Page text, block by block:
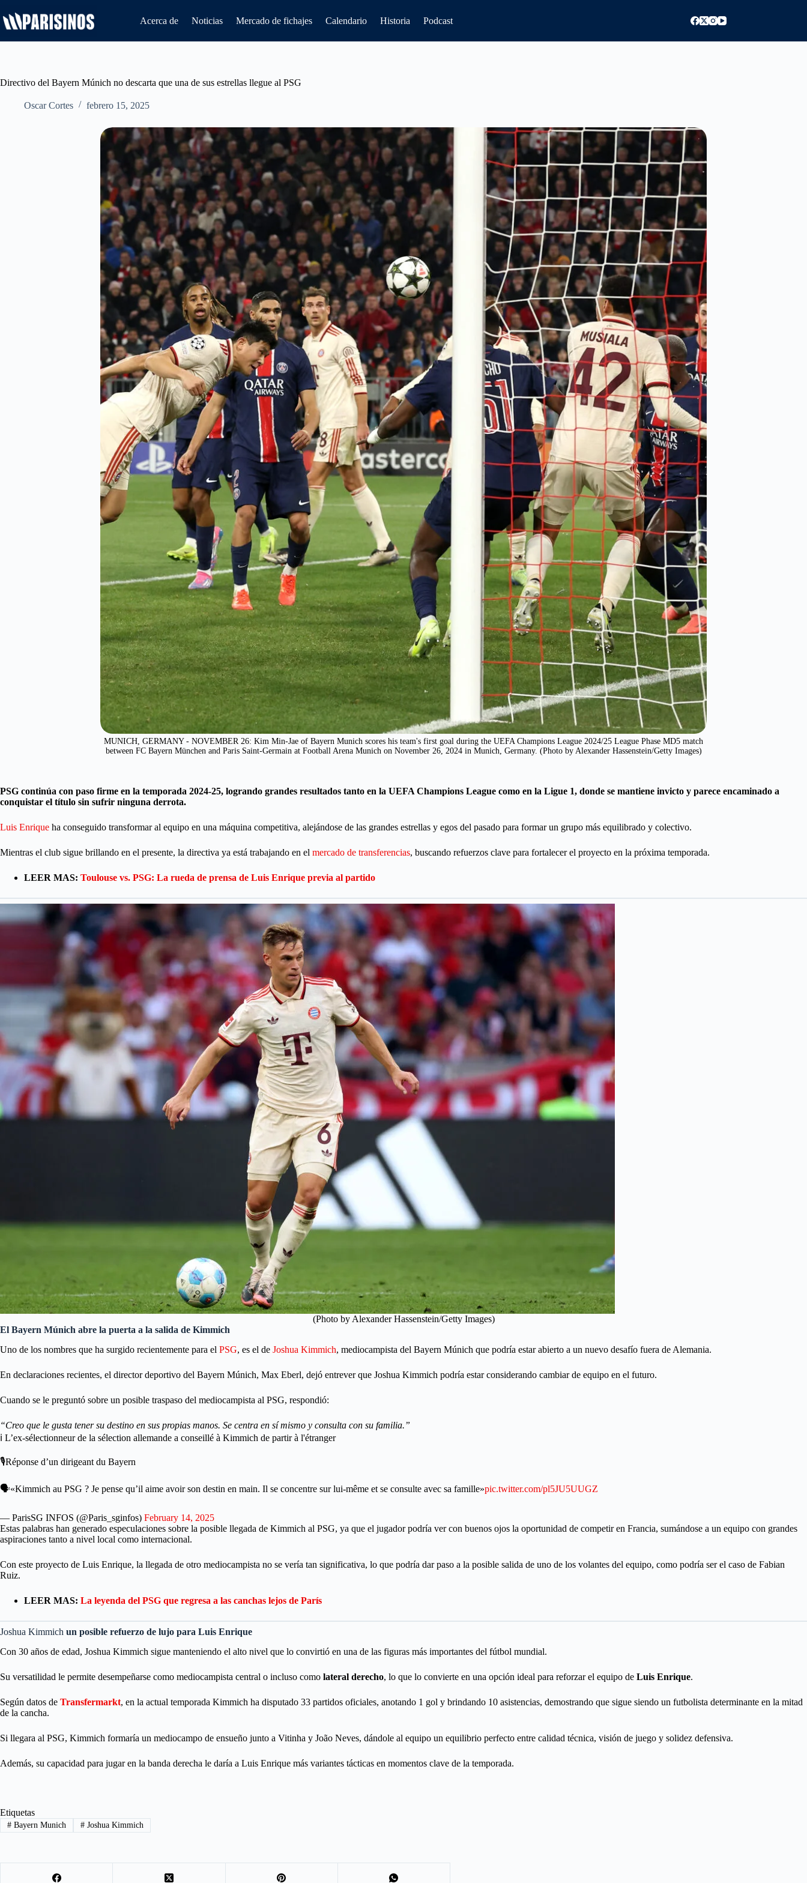
al
contenido
Acerca de Noticias Mercado de fichajes Calendario Historia Podcast
Directivo del Bayern Múnich no descarta que una de sus estrellas llegue al PSG
Oscar Cortes febrero 15, 2025
MUNICH, GERMANY - NOVEMBER 26: Kim Min-Jae of Bayern Munich scores his team's first goal during the UEFA Champions League 2024/25 League Phase MD5 match
between FC Bayern München and Paris Saint-Germain at Football Arena Munich on November 26, 2024 in Munich, Germany. (Photo by Alexander Hassenstein/Getty Images)
PSG continúa con paso firme en la temporada 2024-25, logrando grandes resultados tanto en la UEFA Champions League como en la Ligue 1, donde se mantiene invicto y parece encaminado a
conquistar el título sin sufrir ninguna derrota.
Luis Enrique ha conseguido transformar al equipo en una máquina competitiva, alejándose de las grandes estrellas y egos del pasado para formar un grupo más equilibrado y colectivo.
Mientras el club sigue brillando en el presente, la directiva ya está trabajando en el mercado de transferencias, buscando refuerzos clave para fortalecer el proyecto en la próxima temporada.
LEER MAS: Toulouse vs. PSG: La rueda de prensa de Luis Enrique previa al partido
(Photo by Alexander Hassenstein/Getty Images)
El Bayern Múnich abre la puerta a la salida de Kimmich
Uno de los nombres que ha surgido recientemente para el PSG, es el de Joshua Kimmich, mediocampista del Bayern Múnich que podría estar abierto a un nuevo desafío fuera de Alemania.
En declaraciones recientes, el director deportivo del Bayern Múnich, Max Eberl, dejó entrever que Joshua Kimmich podría estar considerando cambiar de equipo en el futuro.
Cuando se le preguntó sobre un posible traspaso del mediocampista al PSG, respondió:
“Creo que le gusta tener su destino en sus propias manos. Se centra en sí mismo y consulta con su familia.”
ℹ️ L’ex-sélectionneur de la sélection allemande a conseillé à Kimmich de partir à l'étranger
🎙Réponse d’un dirigeant du Bayern
🗣«Kimmich au PSG ? Je pense qu’il aime avoir son destin en main. Il se concentre sur lui-même et se consulte avec sa famille»pic.twitter.com/pl5JU5UUGZ
— ParisSG INFOS (@Paris_sginfos) February 14, 2025
Estas palabras han generado especulaciones sobre la posible llegada de Kimmich al PSG, ya que el jugador podría ver con buenos ojos la oportunidad de competir en Francia, sumándose a un equipo con grandes
aspiraciones tanto a nivel local como internacional.
Con este proyecto de Luis Enrique, la llegada de otro mediocampista no se vería tan significativa, lo que podría dar paso a la posible salida de uno de los volantes del equipo, como podría ser el caso de Fabian
Ruiz.
LEER MAS: La leyenda del PSG que regresa a las canchas lejos de París
Joshua Kimmich un posible refuerzo de lujo para Luis Enrique
Con 30 años de edad, Joshua Kimmich sigue manteniendo el alto nivel que lo convirtió en una de las figuras más importantes del fútbol mundial.
Su versatilidad le permite desempeñarse como mediocampista central o incluso como lateral derecho, lo que lo convierte en una opción ideal para reforzar el equipo de Luis Enrique.
Según datos de Transfermarkt, en la actual temporada Kimmich ha disputado 33 partidos oficiales, anotando 1 gol y brindando 10 asistencias, demostrando que sigue siendo un futbolista determinante en la mitad
de la cancha.
Si llegara al PSG, Kimmich formaría un mediocampo de ensueño junto a Vitinha y João Neves, dándole al equipo un equilibrio perfecto entre calidad técnica, visión de juego y solidez defensiva.
Además, su capacidad para jugar en la banda derecha le daría a Luis Enrique más variantes tácticas en momentos clave de la temporada.
Etiquetas
#Bayern Munich #Joshua Kimmich